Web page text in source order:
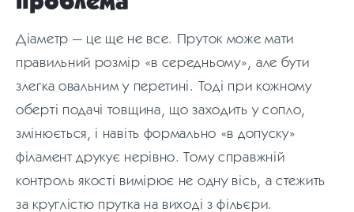
Діаметр — це ще не все. Пруток може мати
правильний розмір «в середньому», але бути
злегка овальним у перетині. Тоді при кожному
оберті подачі товщина, що заходить у сопло,
змінюється, і навіть формально «в допуску»
філамент друкує нерівно. Тому справжній
контроль якості вимірює не одну вісь, а стежить
за круглістю прутка на виході з фільєри.